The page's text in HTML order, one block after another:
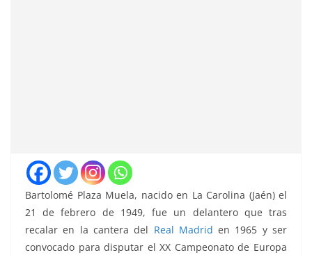
Bartolomé Plaza Muela, nacido en La Carolina (Jaén) el
21 de febrero de 1949, fue un delantero que tras
recalar en la cantera del Real Madrid en 1965 y ser
convocado para disputar el XX Campeonato de Europa